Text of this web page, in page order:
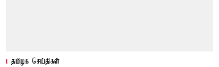
தமிழக செய்திகள்